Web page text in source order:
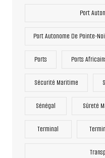
Port
Port Autonome De Pointe-
Ports Ports
Sécurité Maritime
Sénégal Sûreté
Terminal